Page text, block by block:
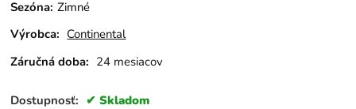
Sezóna: Zimné
Výrobca: Continental
Záručná doba: 24 mesiacov
Dostupnosť: Skladom